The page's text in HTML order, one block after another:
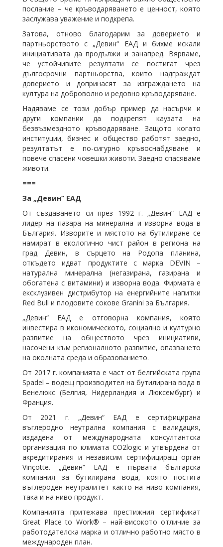
послание – че кръводаряването е ценност, която
заслужава уважение и подкрепа.
Затова, отново благодарим за доверието и
партньорството с „Девин“ ЕАД и бихме искали
инициативата да продължи и занапред. Вярваме,
че устойчивите резултати се постигат чрез
дългосрочни партньорства, които надграждат
доверието и допринасят за изграждането на
култура на доброволно и редовно кръводаряване.
Надяваме се този добър пример да насърчи и
други компании да подкрепят каузата на
безвъзмездното кръводаряване. Защото когато
институции, бизнес и общество работят заедно,
резултатът е по-сигурно кръвоснабдяване и
повече спасени човешки животи. Заедно спасяваме
животи.
===
За „Девин“ ЕАД
От създаването си през 1992 г. „Девин“ ЕАД е
лидер на пазара на минерална и изворна вода в
България. Изворите и мястото на бутилиране се
намират в екологично чист район в региона на
град Девин, в сърцето на Родопа планина,
откъдето идват продуктите с марка DEVIN –
натурална минерална (негазирана, газирана и
обогатена с витамини) и изворна вода. Фирмата е
ексклузивен дистрибутор на енергийните напитки
Red Bull и плодовите сокове Granini за България.
„Девин“ ЕАД е отговорна компания, която
инвестира в икономическото, социално и културно
развитие на обществото чрез инициативи,
насочени към регионалното развитие, опазването
на околната среда и образованието.
От 2017 г. компанията е част от белгийската група
Spadel – водещ производител на бутилирана вода в
Бенелюкс (Белгия, Нидерландия и Люксембург) и
Франция.
От 2021 г. „Девин“ ЕАД е сертифицирана
въглеродно неутрална компания с валидация,
издадена от международната консултантска
организация по климата CO2logic и утвърдена от
акредитирания и независим сертифициращ орган
Vinçotte. „Девин“ ЕАД е първата българска
компания за бутилирана вода, която постига
въглероден неутралитет както на ниво компания,
така и на ниво продукт.
Компанията притежава престижния сертификат
Great Place to Work® – най-високото отличие за
работодателска марка и отлично работно място в
международен план.